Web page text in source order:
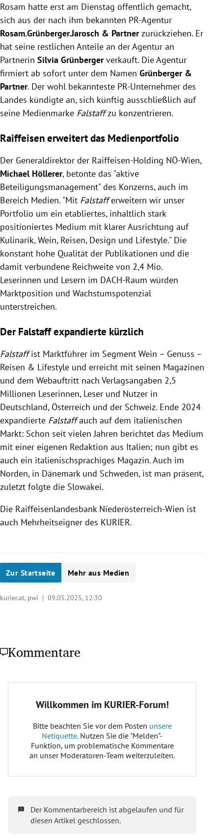
Rosam hatte erst am Dienstag öffentlich gemacht,
sich aus der nach ihm bekannten PR-Agentur
Rosam.Grünberger.Jarosch & Partnerzurückziehen. Er
hat seine restlichen Anteile an der Agentur an
Partnerin Silvia Grünbergerverkauft. Die Agentur
firmiert ab sofort unter dem Namen Grünberger&
Partner. Der wohl bekannteste PR-Unternehmer des
Landes kündigte an, sich künftig ausschließlich auf
seine Medienmarke Falstaffzu konzentrieren.
Raiffeisen erweitert das Medienportfolio
Der Generaldirektor der Raiffeisen-Holding NÖ-Wien,
Michael Höllerer, betonte das "aktive
Beteiligungsmanagement" des Konzerns, auch im
Bereich Medien. "Mit Falstafferweitern wir unser
Portfolio um ein etabliertes, inhaltlich stark
positioniertes Medium mit klarer Ausrichtung auf
Kulinarik, Wein, Reisen, Design und Lifestyle." Die
konstant hohe Qualität der Publikationen und die
damit verbundene Reichweite von 2,4 Mio.
Leserinnen und Lesern im DACH-Raum würden
Marktposition und Wachstumspotenzial
unterstreichen.
Der Falstaff expandierte kürzlich
Falstaffist Marktführer im Segment Wein – Genuss –
Reisen & Lifestyle und erreicht mit seinen Magazinen
und dem Webauftritt nach Verlagsangaben 2,5
Millionen Leserinnen, Leser und Nutzer in
Deutschland, Österreich und der Schweiz. Ende 2024
expandierte Falstaffauch auf dem italienischen
Markt: Schon seit vielen Jahren berichtet das Medium
mit einer eigenen Redaktion aus Italien; nun gibt es
auch ein italienischsprachiges Magazin. Auch im
Norden, in Dänemark und Schweden, ist man präsent,
zuletzt folgte die Slowakei.
Die Raiffeisenlandesbank Niederösterreich-Wien ist
auch Mehrheitseigner des KURIER.
Zur Startseite Mehr aus Medien
kurier.at, pwi | 09.05.2025, 12:30
Kommentare